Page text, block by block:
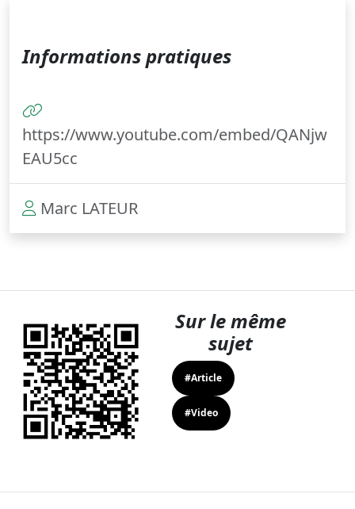
Informations pratiques
https://www.youtube.com/embed/QANjw
EAU5cc
Marc LATEUR
Sur le même
sujet
#Article
#Video